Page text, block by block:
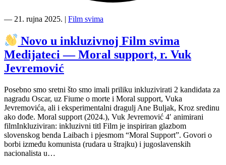
u
inkluzivnoj
Film
svima
Medijateci
Kroz
sredinu
ako
dođe,
r.
Ana
Buljak”
― 21. rujna 2025. | Film svima
Novo u inkluzivnoj Film svima
Medijateci — Moral support, r. Vuk
Jevremović
Posebno smo sretni što smo imali priliku inkluzivirati 2 kandidata za
nagradu Oscar, uz Fiume o morte i Moral support, Vuka
Jevremovića, ali i eksperimentalni dragulj Ane Buljak, Kroz sredinu
ako dođe. Moral support (2024.), Vuk Jevremović 4′ animirani
filmInkluziviran: inkluzivni titl Film je inspiriran glazbom
slovenskog benda Laibach i pjesmom “Moral Support”. Govori o
borbi između komunista (rudara u štrajku) i jugoslavenskih
nacionalista u…